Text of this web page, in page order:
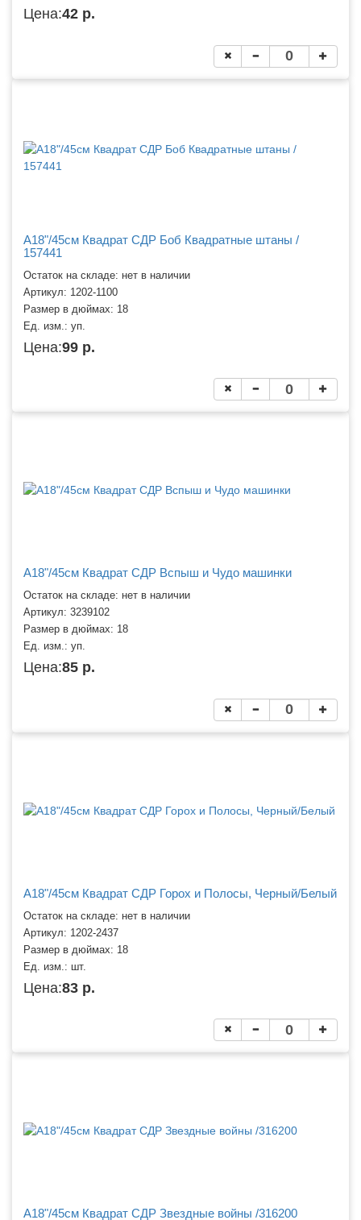
Цена:42 р.
A18"/45см Квадрат СДР Боб Квадратные штаны /
157441
Остаток на складе: нет в наличии
Артикул: 1202-1100
Размер в дюймах: 18
Ед. изм.: уп.
Цена:99 р.
A18"/45см Квадрат СДР Вспыш и Чудо машинки
Остаток на складе: нет в наличии
Артикул: 3239102
Размер в дюймах: 18
Ед. изм.: уп.
Цена:85 р.
A18"/45см Квадрат СДР Горох и Полосы, Черный/Белый
Остаток на складе: нет в наличии
Артикул: 1202-2437
Размер в дюймах: 18
Ед. изм.: шт.
Цена:83 р.
A18"/45см Квадрат СДР Звездные войны /316200